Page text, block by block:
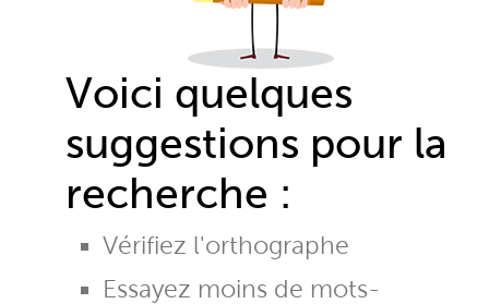
Voici quelques
suggestions pour la
recherche :
Vérifiez l'orthographe
Essayez moins de mots-